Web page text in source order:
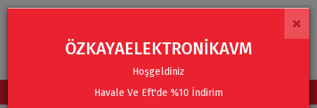
TÜM KATEGORİLER
×
ÖZKAYAELEKTRONİKAVM
Hoşgeldiniz
Havale Ve Eft'de %10 İndirim